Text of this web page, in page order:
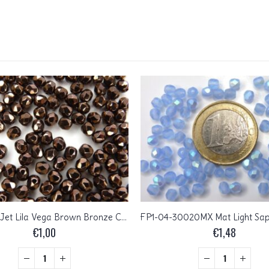
0030233 Jet Lila Vega Brown Bronze Czech Glass Facet Firepolish 4mm 50 stuks
€1,00 €1,48